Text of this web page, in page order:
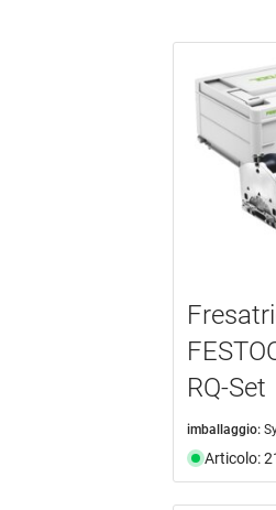
RQ-Set
imballaggio:
Articolo: